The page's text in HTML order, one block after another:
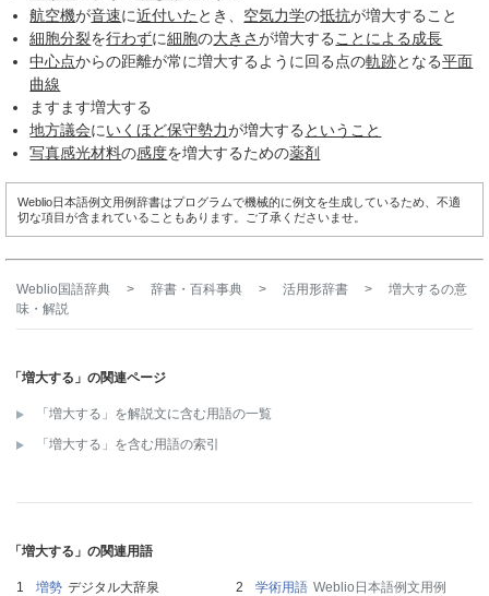
航空機が音速に近付いた とき、 空気力学の抵抗が増大すること
細胞分裂を行わずに細胞の大きさが増大する ことによる成長
中心点からの距離が常に増大するように回る点の軌跡となる平面
曲線
ますます増大する
地方議会にいくほど保守勢力が増大する ということ
写真感光材料の感度を増大するための薬剤
Weblio日本語例文用例辞書はプログラムで機械的に例文を生成しているため、不適
切な項目が含まれていることもあります。ご了承くださいませ。
Weblio国語辞典 > 辞書・百科事典 > 活用形辞書 > 増大するの意
味・解説
「増大する」の関連ページ
「増大する」を解説文に含む用語の一覧
「増大する」を含む用語の索引
「増大する」の関連用語
増勢 デジタル大辞泉 学術用語 Weblio日本語例文用例